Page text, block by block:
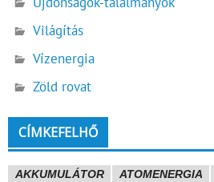
Világítás
Vízenergia
Zöld rovat
CÍMKEFELHŐ
AKKUMULÁTOR ATOMENERGIA